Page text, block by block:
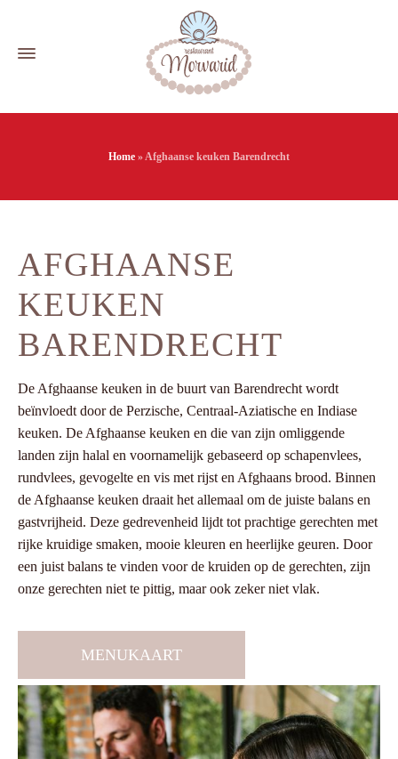
Home »Afghaanse keuken Barendrecht
AFGHAANSE
KEUKEN
BARENDRECHT
De Afghaanse keuken in de buurt van Barendrecht wordt
beïnvloedt door de Perzische, Centraal-Aziatische en Indiase
keuken. De Afghaanse keuken en die van zijn omliggende
landen zijn halal en voornamelijk gebaseerd op schapenvlees,
rundvlees, gevogelte en vis met rijst en Afghaans brood. Binnen
de Afghaanse keuken draait het allemaal om de juiste balans en
gastvrijheid. Deze gedrevenheid lijdt tot prachtige gerechten met
rijke kruidige smaken, mooie kleuren en heerlijke geuren. Door
een juist balans te vinden voor de kruiden op de gerechten, zijn
onze gerechten niet te pittig, maar ook zeker niet vlak.
MENUKAART